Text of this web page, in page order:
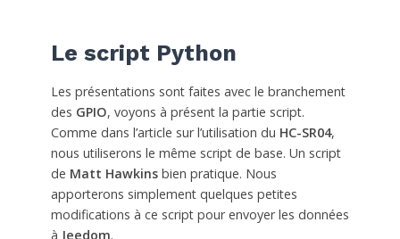
Le script Python
Les présentations sont faites avec le branchement
des GPIO, voyons à présent la partie script.
Comme dans l’article sur l’utilisation du HC-SR04,
nous utiliserons le même script de base. Un script
de Matt Hawkinsbien pratique. Nous
apporterons simplement quelques petites
modifications à ce script pour envoyer les données
à Jeedom.